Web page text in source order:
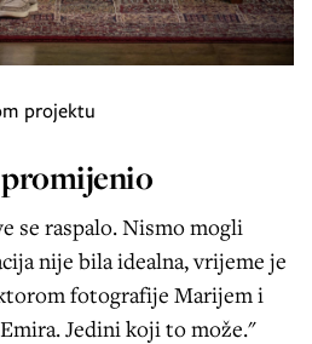
projektu
promijenio
se raspalo. Nismo mogli
nije bila idealna, vrijeme je
fotografije Marijem i
Jedini koji to može."